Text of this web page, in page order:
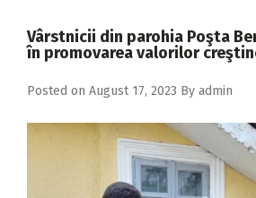
2017
Vârstnicii din parohia Poşta
în promovarea valorilor
Posted on August 17, 2023 By admin